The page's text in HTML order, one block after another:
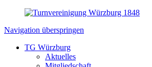
Navigation überspringen
TG Würzburg
Aktuelles